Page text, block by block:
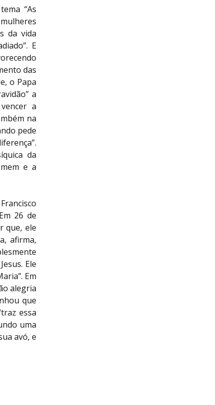
“As
da vida
E
das
o Papa
a
a
na
pede
da
e a
26 de
que, ele
afirma,
Ele
Em
alegria
que
essa
uma
avó, e